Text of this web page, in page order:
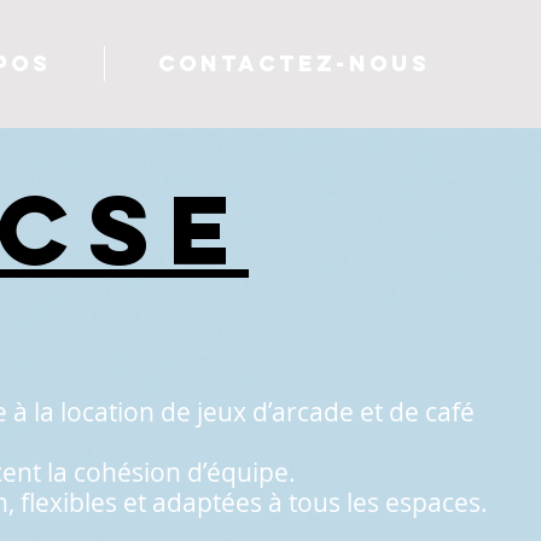
CONTACTEZ-NOUS
la location de jeux d’arcade et de café
la cohésion d’équipe.
flexibles et adaptées à tous les espaces.